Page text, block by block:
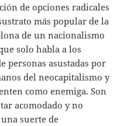
de opciones radicales
más popular de la
de un nacionalismo
solo habla a los
personas asustadas por
del neocapitalismo y
como enemiga. Son
acomodado y no
suerte de